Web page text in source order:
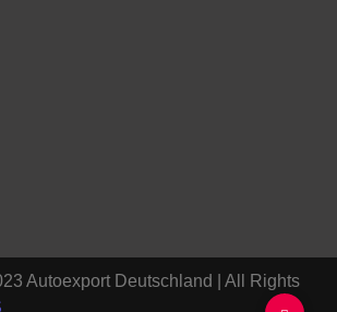
Autoexport Deutschland | All Rights